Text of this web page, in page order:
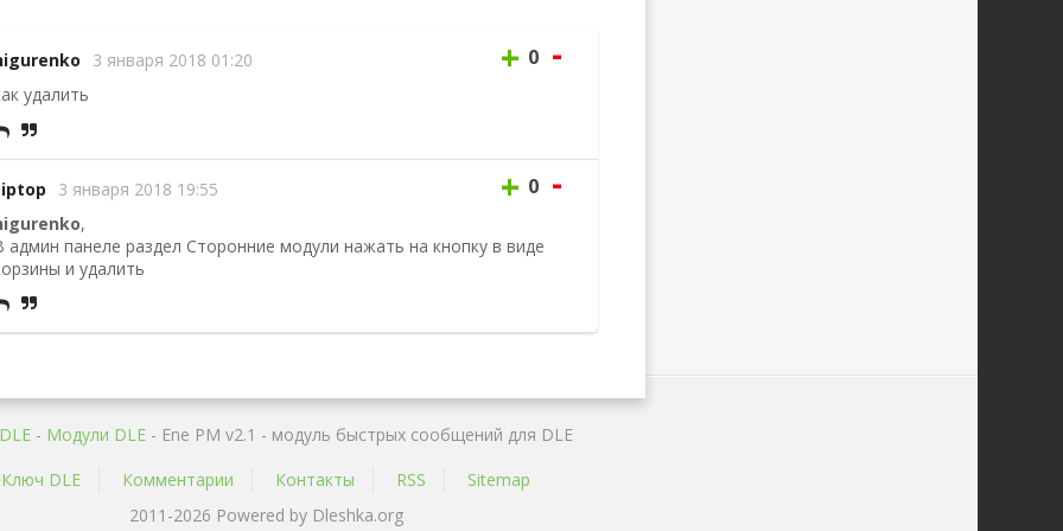
3 января 2018 01:20 + 0 -
удалить
3 января 2018 19:55 + 0 -
,
админ панеле раздел Сторонние модули нажать на кнопку в виде
и удалить
- Mодули DLE - Ene PM v2.1 - модуль быстрых сообщений для DLE
Ключ DLE
Комментарии Контакты RSS
Sitemap
2011-2026 Powered by Dleshka.org